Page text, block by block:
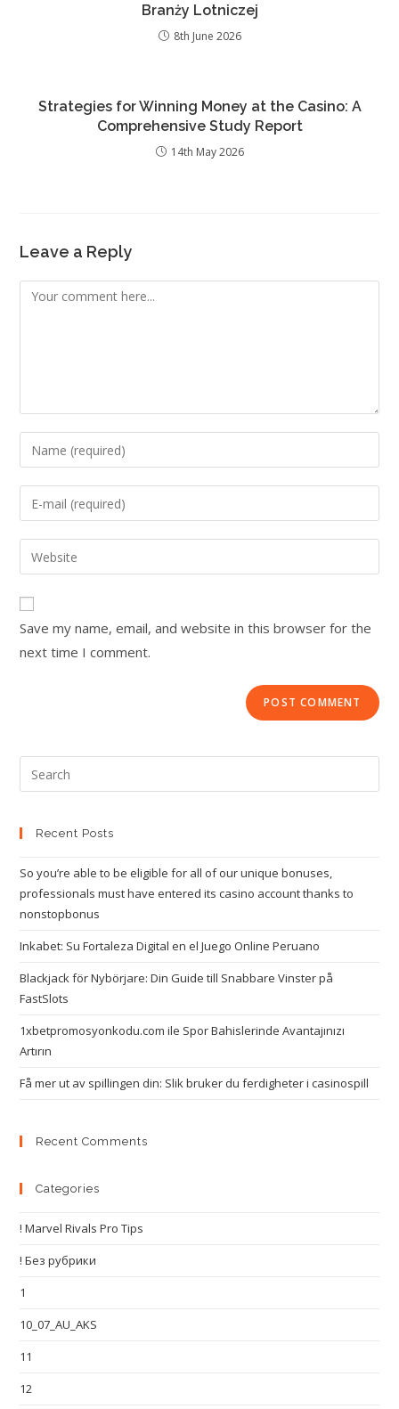
Branży Lotniczej
8th June 2026
Strategies for Winning Money at the Casino: A
Comprehensive Study Report
14th May 2026
Leave a Reply
Save my name, email, and website in this browser for the
next time I comment.
Recent Posts
So you’re able to be eligible for all of our unique bonuses,
professionals must have entered its casino account thanks to
nonstopbonus
Inkabet: Su Fortaleza Digital en el Juego Online Peruano
Blackjack för Nybörjare: Din Guide till Snabbare Vinster på
FastSlots
1xbetpromosyonkodu.com ile Spor Bahislerinde Avantajınızı
Artırın
Få mer ut av spillingen din: Slik bruker du ferdigheter i casinospill
Recent Comments
Categories
! Marvel Rivals Pro Tips
! Без рубрики
1
10_07_AU_AKS
11
12